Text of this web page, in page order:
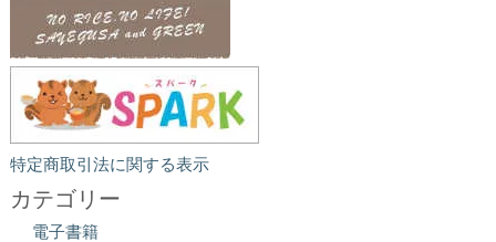
特定商取引法に関する表示
カテゴリー
電子書籍